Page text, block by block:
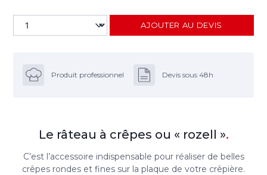
AJOUTER AU DEVIS
Produit professionnel Devis sous 48h
Le râteau à crêpes ou « rozell ».
C’est l’accessoire indispensable pour réaliser de belles
crêpes rondes et fines sur la plaque de votre crêpière.